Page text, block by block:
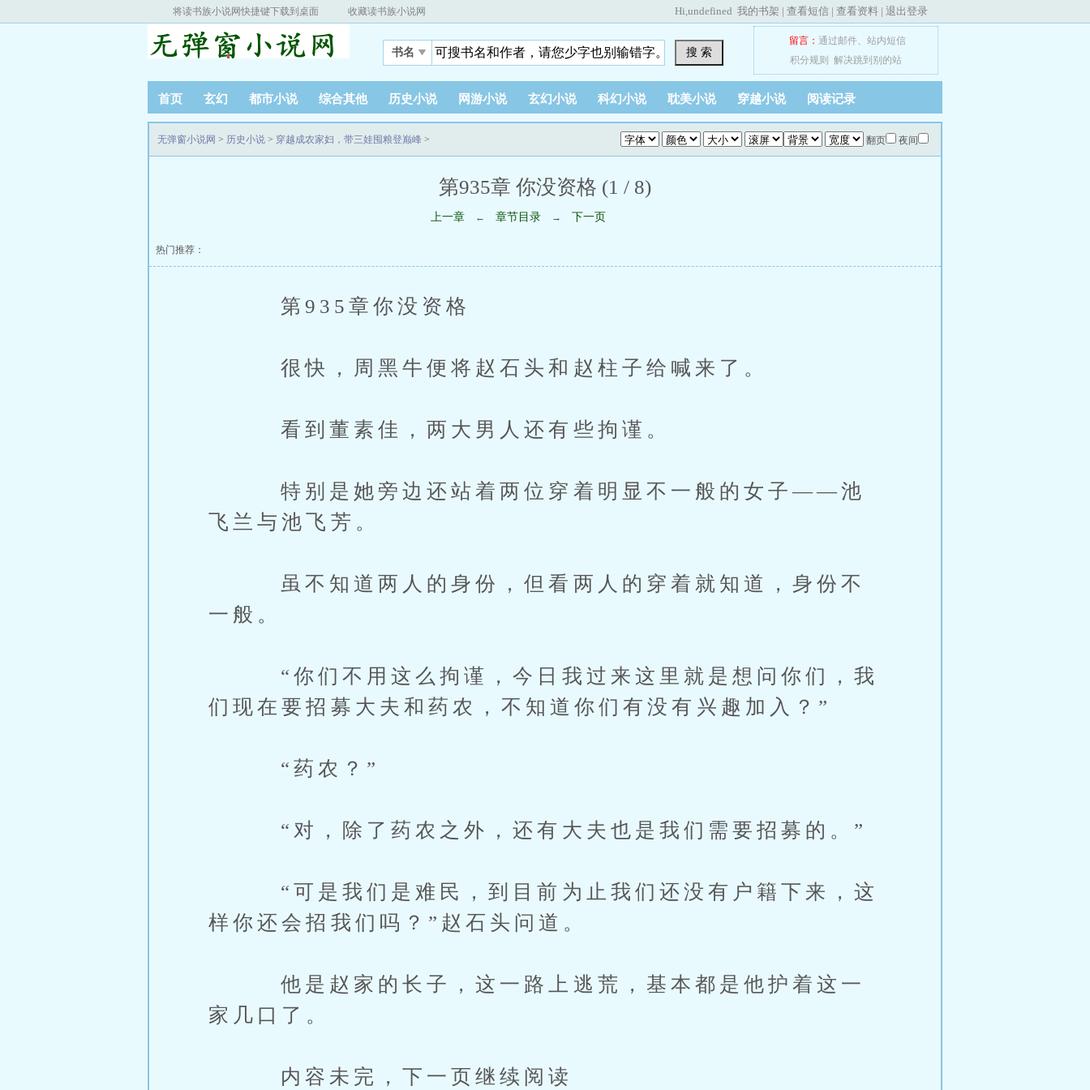
将读书族小说网快捷键下载到桌面 收藏读书族小说网 Hi,undefined 我的书架 | 查看短信 | 查看资料 | 退出登录
书名 搜 索
留言： 通过邮件、 站内短信
积分规则
解决跳到别的站
首页 玄幻 都市小说 综合其他 历史小说 网游小说 玄幻小说 科幻小说 耽美小说 穿越小说 阅读记录
翻页 夜间
无弹窗小说网 > 历史小说 > 穿越成农家妇，带三娃囤粮登巅峰 >
第935章 你没资格 (1 / 8)
上一章 ← 章节目录 → 下一页
热门推荐：
第935章你没资格
很快，周黑牛便将赵石头和赵柱子给喊来了。
看到董素佳，两大男人还有些拘谨。
特别是她旁边还站着两位穿着明显不一般的女子——池
飞兰与池飞芳。
虽不知道两人的身份，但看两人的穿着就知道，身份不
一般。
“你们不用这么拘谨，今日我过来这里就是想问你们，我
们现在要招募大夫和药农，不知道你们有没有兴趣加入？”
“药农？”
“对，除了药农之外，还有大夫也是我们需要招募的。”
“可是我们是难民，到目前为止我们还没有户籍下来，这
样你还会招我们吗？”赵石头问道。
他是赵家的长子，这一路上逃荒，基本都是他护着这一
家几口了。
内容未完，下一页继续阅读